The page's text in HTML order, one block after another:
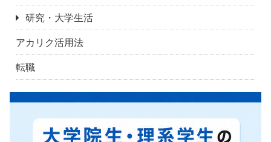
研究・大学生活
アカリク活用法
転職